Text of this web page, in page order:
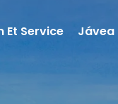
Et Service Jávea